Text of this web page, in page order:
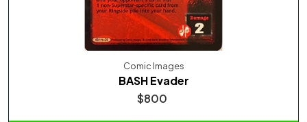
Comic Images
BASH Evader
$800